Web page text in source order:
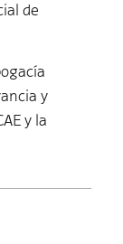
de
y
y la